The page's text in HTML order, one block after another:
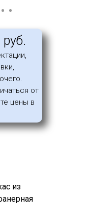
от
цены в
из